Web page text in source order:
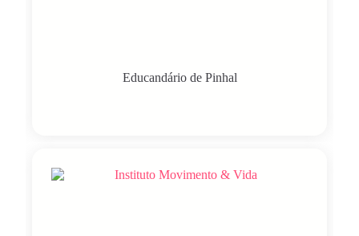
Educandário de Pinhal